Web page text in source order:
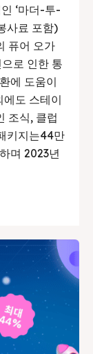
‘마더-투-
사료 포함)
퓨어 오가
로 인한 통
에 도움이
에도 스테이
조식, 클럽
키지는44만
며 2023년